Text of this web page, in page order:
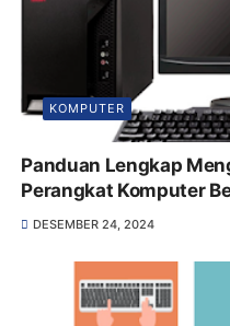
KOMPUTER
Panduan Lengkap
Perangkat Komputer
DESEMBER 24, 2024